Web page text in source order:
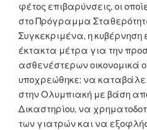
φέτος επιβαρύνσεις, οι
στο Πρόγραμμα
Συγκεκριμένα, η
έκτακτα μέτρα για την
ασθενέστερων οικονομικά
υποχρεώθηκε: να
στην Ολυμπιακή με βάση
Δικαστηρίου, να
των γιατρών και να